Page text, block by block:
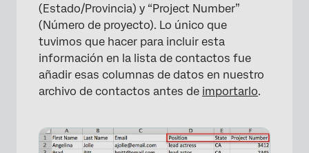
(Estado/Provincia) y “Project Number”
(Número de proyecto). Lo único que
tuvimos que hacer para incluir esta
información en la lista de contactos fue
añadir esas columnas de datos en nuestro
archivo de contactos antes de importarlo.